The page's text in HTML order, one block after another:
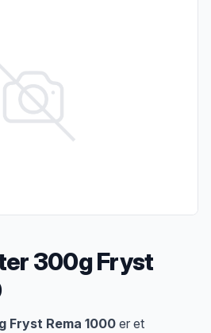
300g Fryst
Fryst Rema 1000 er et